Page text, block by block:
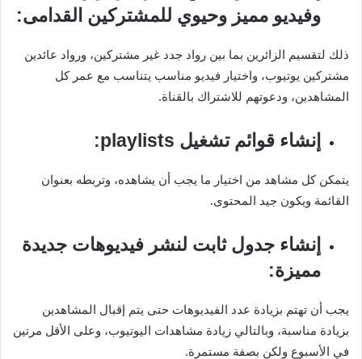
وفيديو مميز وحيوي للمشتركين القدامى:
ذلك لتقسيم الزائرين بما بين رواد جدد غير مشتركين، ورواد عائدين
مشتركين يوتيوب، واختيار فيديو مناسب يتناسب مع عمر كل
المشاهدين، ودعوتهم للاشتراك بالقناة.
إنشاء قوائم تشغيل playlists:
يتمكن كل مشاهد من اختيار ما يجب أن يشاهده، وتربطه بعنوان
القائمة ويكون جيد المحتوى.
إنشاء جدول ثابت لنشر فيديوهات جديدة
مميزة:
يجب أن تهتم بزيادة عدد الفيديوهات حتى يتم إقبال المشاهدين
بزيادة مناسبة، وبالتالي زيادة مشاهدات اليوتيوب، وعلى الأقل مرتين
في الأسبوع ولكن بصفة مستمرة.